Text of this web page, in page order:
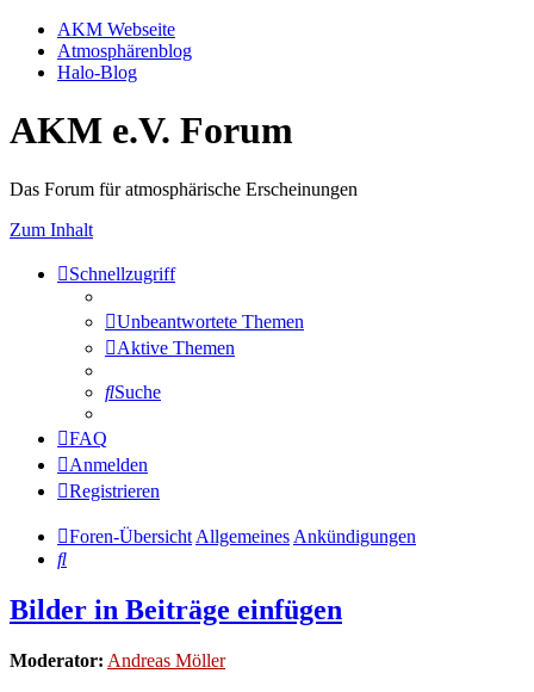
AKM Webseite
Atmosphärenblog
Halo-Blog
AKM e.V. Forum
Das Forum für atmosphärische Erscheinungen
Zum Inhalt
Schnellzugriff
Unbeantwortete Themen
Aktive Themen
Suche
FAQ
Anmelden
Registrieren
Foren-Übersicht Allgemeines Ankündigungen
Suche
Bilder in Beiträge einfügen
Moderator: Andreas Möller